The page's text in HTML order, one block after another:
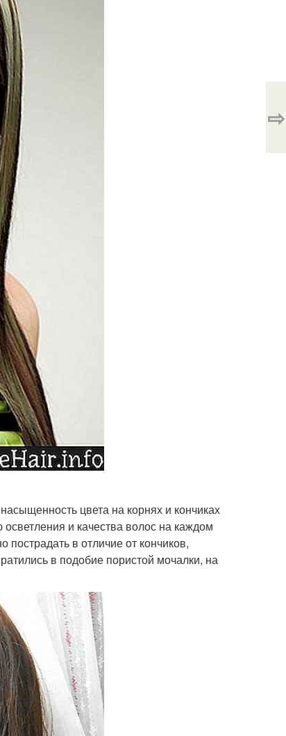
цвета на корнях и кончиках
и качества волос на каждом
в отличие от кончиков,
в подобие пористой мочалки, на
⇨